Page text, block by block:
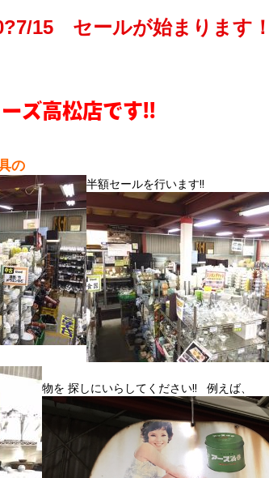
15 セールが始まります！
ズ高松店です!!
の
半額セールを行います!!
物を 探しにいらしてください!! 例えば、